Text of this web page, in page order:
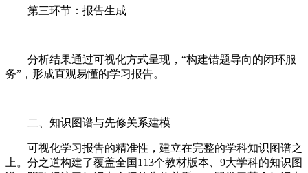
第三环节：报告生成
分析结果通过可视化方式呈现，“构建错题导向的闭环服
务”，形成直观易懂的学习报告。
二、知识图谱与先修关系建模
可视化学习报告的精准性，建立在完整的学科知识图谱之
上。分之道构建了覆盖全国113个教材版本、9大学科的知识图